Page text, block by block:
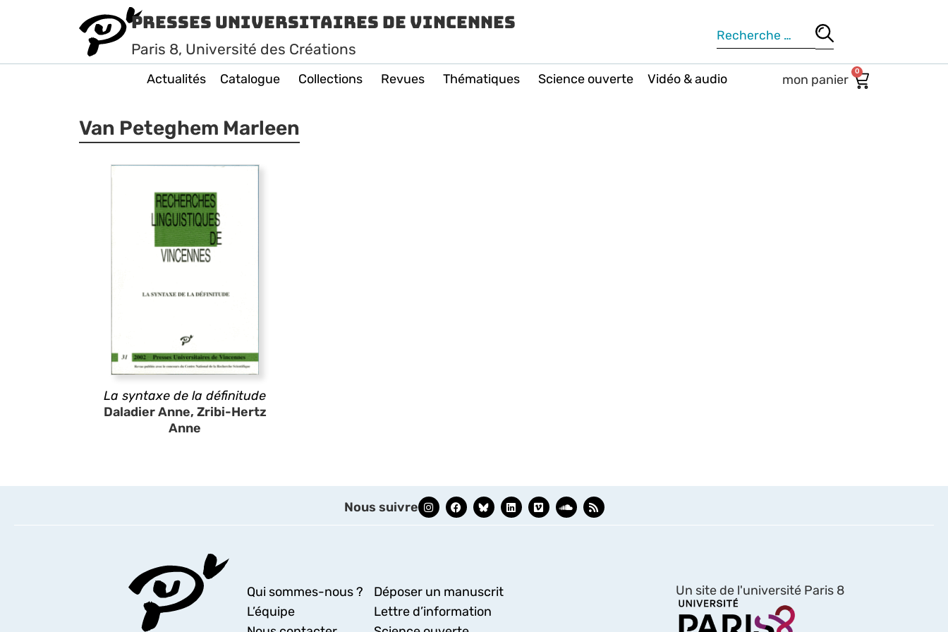
Presses Universitaires de Vincennes
Paris 8, Université des Créations
Actualités Catalogue Collections Revues Thématiques Science ouverte Vidéo & audio 0
Van Peteghem Marleen
La syntaxe de la définitude
Daladier Anne, Zribi-Hertz
Anne
Nous suivre
Qui sommes-nous ?
L’équipe
Déposer un manuscrit
Lettre d’information
Un site de l'université Paris 8